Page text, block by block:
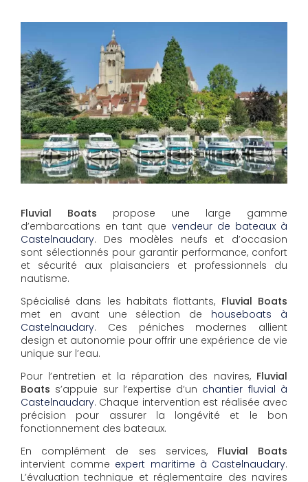
Fluvial Boats propose une large gamme
d’embarcations en tant que vendeur de bateaux à
Castelnaudary. Des modèles neufs et d’occasion
sont sélectionnés pour garantir performance, confort
et sécurité aux plaisanciers et professionnels du
nautisme.
Spécialisé dans les habitats flottants, Fluvial Boats
met en avant une sélection de houseboats à
Castelnaudary. Ces péniches modernes allient
design et autonomie pour offrir une expérience de vie
unique sur l’eau.
Pour l’entretien et la réparation des navires, Fluvial
Boats s’appuie sur l’expertise d’un chantier fluvial à
Castelnaudary. Chaque intervention est réalisée avec
précision pour assurer la longévité et le bon
fonctionnement des bateaux.
En complément de ses services, Fluvial Boats
intervient comme expert maritime à Castelnaudary.
L’évaluation technique et réglementaire des navires